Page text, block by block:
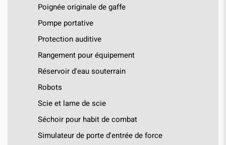
Poignée originale de gaffe
Pompe portative
Protection auditive
Rangement pour équipement
Réservoir d'eau souterrain
Robots
Scie et lame de scie
Séchoir pour habit de combat
Simulateur de porte d'entrée de force